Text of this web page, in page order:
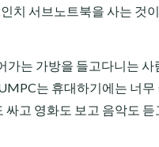
치 서브노트북을 사는 것
가는 가방을 들고다니는 사
는 휴대하기에는 너무
싸고 영화도 보고 음악도 듣